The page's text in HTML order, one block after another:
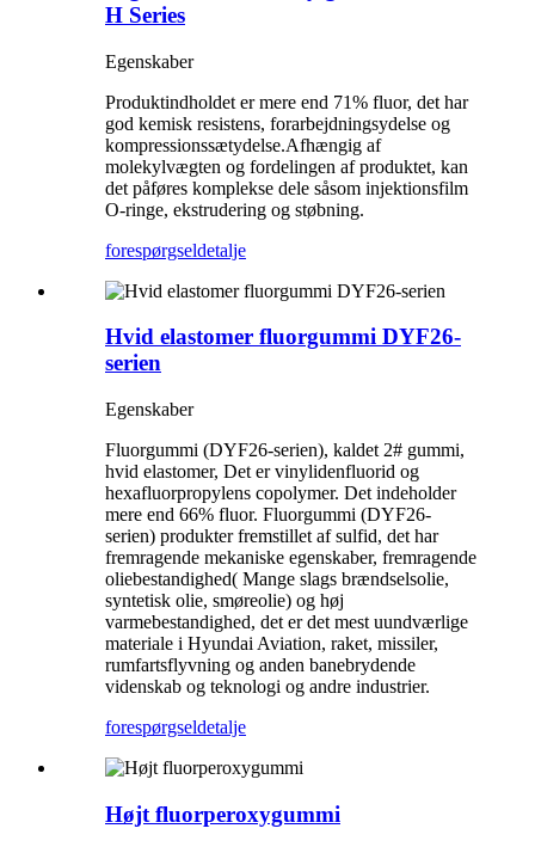
H Series
Egenskaber
Produktindholdet er mere end 71% fluor, det har
god kemisk resistens, forarbejdningsydelse og
kompressionssætydelse.Afhængig af
molekylvægten og fordelingen af ​​produktet, kan
det påføres komplekse dele såsom injektionsfilm
O-ringe, ekstrudering og støbning.
forespørgseldetalje
Hvid elastomer fluorgummi DYF26-
serien
Egenskaber
Fluorgummi (DYF26-serien), kaldet 2# gummi,
hvid elastomer, Det er vinylidenfluorid og
hexafluorpropylens copolymer. Det indeholder
mere end 66% fluor. Fluorgummi (DYF26-
serien) produkter fremstillet af sulfid, det har
fremragende mekaniske egenskaber, fremragende
oliebestandighed( Mange slags brændselsolie,
syntetisk olie, smøreolie) og høj
varmebestandighed, det er det mest uundværlige
materiale i Hyundai Aviation, raket, missiler,
rumfartsflyvning og anden banebrydende
videnskab og teknologi og andre industrier.
forespørgseldetalje
Højt fluorperoxygummi